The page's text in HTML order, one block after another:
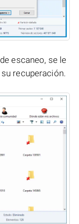
escaneo, se le
recuperación.